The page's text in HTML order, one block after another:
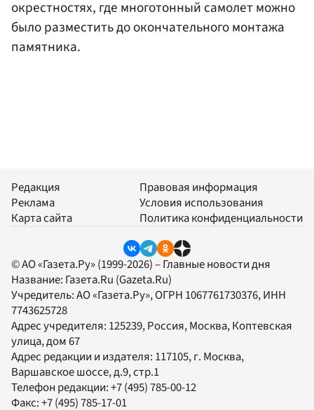
окрестностях, где многотонный самолет можно
было разместить до окончательного монтажа
памятника.
Редакция
Реклама
Карта сайта
Правовая информация
Условия использования
Политика конфиденциальности
© АО «Газета.Ру» (1999-2026) – Главные новости дня
Название: Газета.Ru (Gazeta.Ru)
Учредитель:АО «Газета.Ру», ОГРН 1067761730376, ИНН
7743625728
Адрес учредителя: 125239, Россия, Москва, Коптевская
улица, дом 67
Адрес редакции и издателя: 117105, г. Москва,
Варшавское шоссе, д.9, стр.1
Телефон редакции:+7 (495) 785-00-12
Факс:+7 (495) 785-17-01